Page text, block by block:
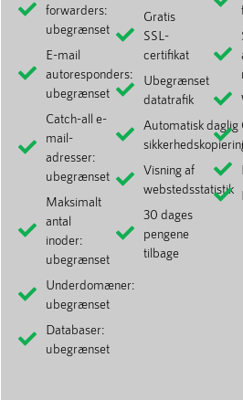
forwarders:
ubegrænset
E-mail
autoresponders:
ubegrænset
Catch-all e-
mail-
adresser:
ubegrænset
Maksimalt
antal
inoder:
ubegrænset
Underdomæner:
ubegrænset
Databaser:
ubegrænset
Gratis
SSL-
certifikat
Ubegrænset
datatrafik
Automatisk daglig
Visning af
webstedsstatistik
30 dages
pengene
tilbage